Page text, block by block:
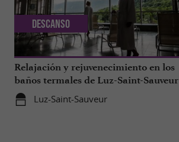
Relajación y rejuvenecimiento en los
baños termales de Luz-Saint-Sauveur
Luz-Saint-Sauveur
Descanso